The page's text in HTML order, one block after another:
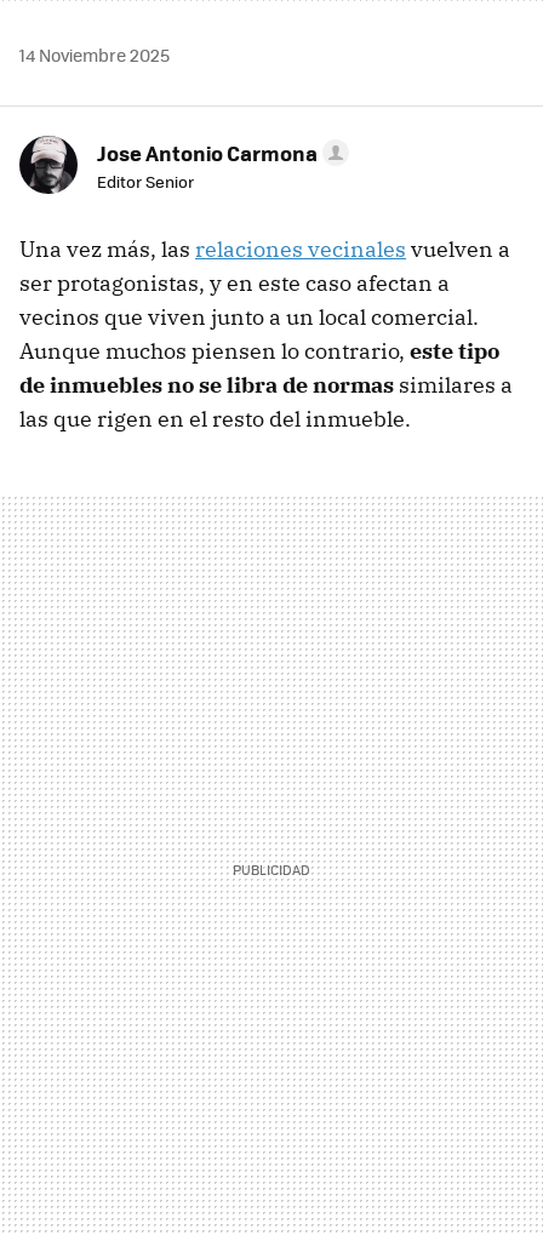
14 Noviembre 2025
Jose Antonio Carmona
Editor Senior
Una vez más, las relaciones vecinales vuelven a
ser protagonistas, y en este caso afectan a
vecinos que viven junto a un local comercial.
Aunque muchos piensen lo contrario, este tipo
de inmuebles no se libra de normas similares a
las que rigen en el resto del inmueble.